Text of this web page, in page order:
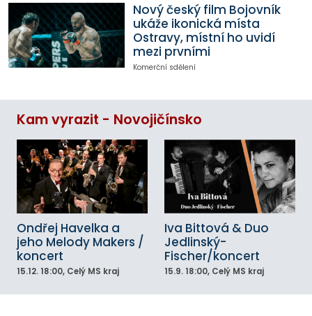
Nový český film Bojovník
ukáže ikonická místa
Ostravy, místní ho uvidí
mezi prvními
Komerční sdělení
Kam vyrazit - Novojičínsko
Ondřej Havelka a
jeho Melody Makers /
koncert
15.12. 18:00, Celý MS kraj
Iva Bittová & Duo
Jedlinský-
Fischer/koncert
15.9. 18:00, Celý MS kraj